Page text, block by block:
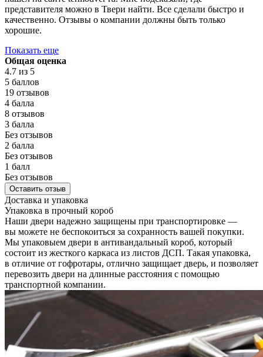
представителя можно в Твери найти. Все сделали быстро и
качественно. Отзывы о компании должны быть только
хорошие.
Показать еще
Общая оценка
4.7 из 5
5 баллов
19 отзывов
4 балла
8 отзывов
3 балла
Без отзывов
2 балла
Без отзывов
1 балл
Без отзывов
Оставить отзыв
Доставка и упаковка
Упаковка в прочный короб
Наши двери надежно защищены при транспортировке —
вы можете не беспокоиться за сохранность вашей покупки.
Мы упаковыем двери в антивандальный короб, который
состоит из жесткого каркаса из листов ДСП. Такая упаковка,
в отличие от гофротары, отлично защищает дверь, и позволяет
перевозить двери на длинные расстояния с помощью
транспортной компании.